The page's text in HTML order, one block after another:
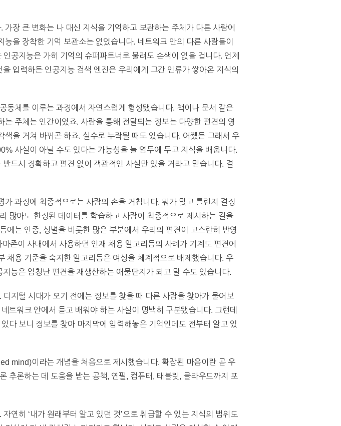
장 큰 변화는 나 대신 지식을 기억하고 보관하는 주체가 다른 사람에
을 장착한 기억 보관소는 없었습니다. 네트워크 안의 다른 사람들이
공지능은 가히 기억의 슈퍼파트너로 불려도 손색이 없을 겁니다. 언제
입력하든 인공지능 검색 엔진은 우리에게 그간 인류가 쌓아온 지식의
동체를 이루는 과정에서 자연스럽게 형성됐습니다. 책이나 문서 같은
주체는 인간이었죠. 사람을 통해 전달되는 정보는 다양한 편견의 영
을 거쳐 바뀌곤 하죠. 실수로 누락될 때도 있습니다. 어쨌든 그래서 우
사실이 아닐 수도 있다는 가능성을 늘 염두에 두고 지식을 배웁니다.
드시 정확하고 편견 없이 객관적인 사실만 있을 거라고 믿습니다. 결
과정에 최종적으로는 사람의 손을 거칩니다. 뭐가 맞고 틀린지 결정
많아도 한정된 데이터를 학습하고 사람이 최종적으로 제시하는 길을
는 인종, 성별을 비롯한 많은 부분에서 우리의 편견이 고스란히 반영
존이 사내에서 사용하던 인재 채용 알고리듬의 사례가 기계도 편견에
채용 기준을 숙지한 알고리듬은 여성을 체계적으로 배제했습니다. 우
능은 엄청난 편견을 재생산하는 애물단지가 되고 말 수도 있습니다.
지털 시대가 오기 전에는 정보를 찾을 때 다른 사람을 찾아가 물어보
트워크 안에서 듣고 배워야 하는 사실이 명백히 구분됐습니다. 그런데
다 보니 정보를 찾아 마지막에 입력해놓은 기억인데도 전부터 알고 있
mind)이라는 개념을 처음으로 제시했습니다. 확장된 마음이란 곧 우
추론하는 데 도움을 받는 공책, 연필, 컴퓨터, 태블릿, 클라우드까지 포
연히 ‘내가 원래부터 알고 있던 것’으로 취급할 수 있는 지식의 범위도